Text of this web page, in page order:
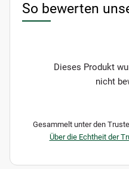
So bewerten
Dieses Produkt
nicht
Gesammelt unter den
Über die Echtheit der